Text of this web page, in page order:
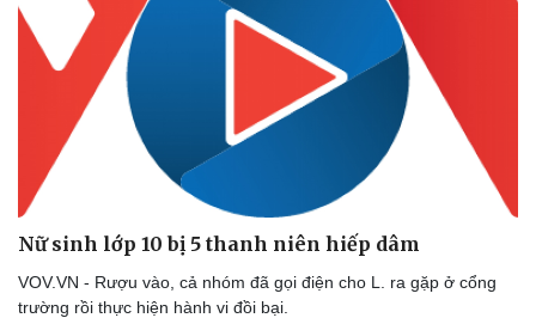
Thể thao
Bóng đá
Lịch thi đấu bóng đá
Ô tô - Xe máy
Ô tô
Nữ sinh lớp 10 bị 5 thanh niên hiếp dâm
VOV.VN - Rượu vào, cả nhóm đã gọi điện cho L. ra gặp ở cổng
trường rồi thực hiện hành vi đồi bại.